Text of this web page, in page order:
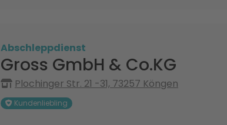
Abschleppdienst
Gross GmbH & Co.KG
Plochinger Str. 21 -31, 73257 Köngen
Kundenliebling